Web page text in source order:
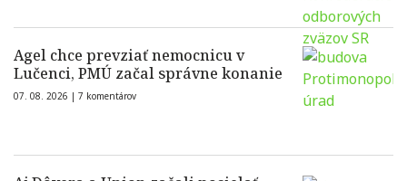
Agel chce prevziať nemocnicu v
Lučenci, PMÚ začal správne konanie
07. 08. 2026 | 7 komentárov